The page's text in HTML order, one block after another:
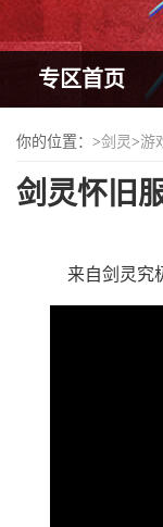
专区首页
你的位置： >剑灵>游
剑灵怀旧
来自剑灵究极